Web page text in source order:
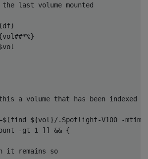
last volume mounted
a volume that has been indexed
${vol}/.Spotlight-V100 -
-gt 1 ]] && {
it remains so